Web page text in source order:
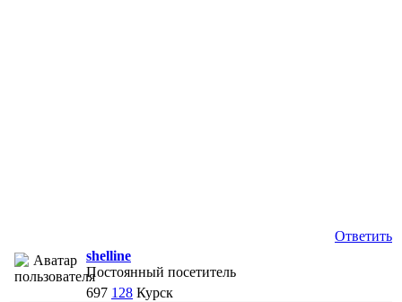
Ответить
shelline
Постоянный посетитель
697 128 Курск